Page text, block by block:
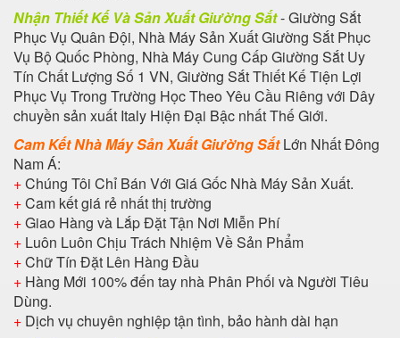
Nhận Thiết Kế Và Sản Xuất Giường Sắt- Giường Sắt
Phục Vụ Quân Đội, Nhà Máy Sản Xuất Giường Sắt Phục
Vụ Bộ Quốc Phòng, Nhà Máy Cung Cấp Giường Sắt Uy
Tín Chất Lượng Số 1 VN, Giường Sắt Thiết Kế Tiện Lợi
Phục Vụ Trong Trường Học Theo Yêu Cầu Riêng với Dây
chuyền sản xuất Italy Hiện Đại Bậc nhất Thế Giới.
Cam Kết Nhà Máy Sản Xuất Giường SắtLớn Nhất Đông
Nam Á:
+Chúng Tôi Chỉ Bán Với Giá Gốc Nhà Máy Sản Xuất.
+Cam kết giá rẻ nhất thị trường
+Giao Hàng và Lắp Đặt Tận Nơi Miễn Phí
+ Luôn Luôn Chịu Trách Nhiệm Về Sản Phẩm
+Chữ Tín Đặt Lên Hàng Đầu
+ Hàng Mới 100% đến tay nhà Phân Phối và Người Tiêu
Dùng.
+ Dịch vụ chuyên nghiệp tận tình, bảo hành dài hạn